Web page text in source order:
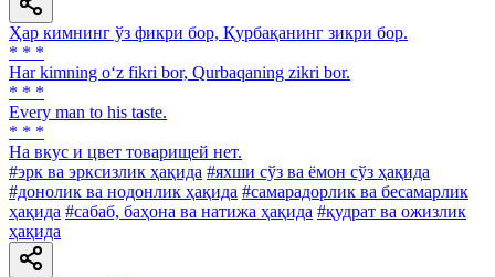
Ҳар кимнинг ўз фикри бор, Қурбақанинг зикри бор.
* * *
Har kimning o‘z fikri bor, Qurbaqaning zikri bor.
* * *
Every man to his taste.
* * *
На вкус и цвет товарищей нет.
#эрк ва эрксизлик ҳақида #яхши сўз ва ёмон сўз ҳақида
#донолик ва нодонлик ҳақида #самарадорлик ва бесамарлик
ҳақида #сабаб, баҳона ва натижа ҳақида #қудрат ва ожизлик
ҳақида